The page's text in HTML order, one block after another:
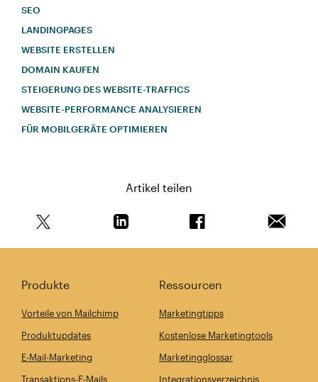
SEO
LANDINGPAGES
WEBSITE ERSTELLEN
DOMAIN KAUFEN
STEIGERUNG DES WEBSITE-TRAFFICS
WEBSITE-PERFORMANCE ANALYSIEREN
FÜR MOBILGERÄTE OPTIMIEREN
Artikel teilen
Produkte
Vorteile von Mailchimp
Produktupdates
E-Mail-Marketing
Transaktions-E-Mails
Ressourcen
Marketingtipps
Kostenlose Marketingtools
Marketingglossar
Integrationsverzeichnis